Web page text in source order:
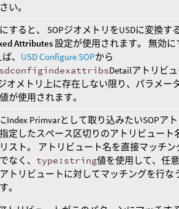
い。
すると、 SOPジオメトリをUSDに変換す
Attributes設定が使用されます。 無効に
、 USD Configure SOPから
Detailアトリビ
オメトリ上に存在しない限り、パラメー
が使用されます。
Index Primvarとして取り込みたいSOPア
指定したスペース区切りのアトリビュート
スト。 アトリビュート名を直接マッチン
なく、 type:string値を使用して、任
トリビュートに対してマッチングを行な
。